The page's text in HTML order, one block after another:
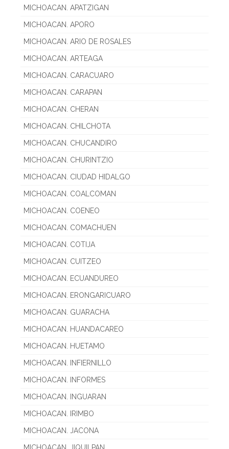
MICHOACAN. APATZIGAN
MICHOACAN. APORO
MICHOACAN. ARIO DE ROSALES
MICHOACAN. ARTEAGA
MICHOACAN. CARACUARO
MICHOACAN. CARAPAN
MICHOACAN. CHERAN
MICHOACAN. CHILCHOTA
MICHOACAN. CHUCANDIRO
MICHOACAN. CHURINTZIO
MICHOACAN. CIUDAD HIDALGO
MICHOACAN. COALCOMAN
MICHOACAN. COENEO
MICHOACAN. COMACHUEN
MICHOACAN. COTIJA
MICHOACAN. CUITZEO
MICHOACAN. ECUANDUREO
MICHOACAN. ERONGARICUARO
MICHOACAN. GUARACHA
MICHOACAN. HUANDACAREO
MICHOACAN. HUETAMO
MICHOACAN. INFIERNILLO
MICHOACAN. INFORMES
MICHOACAN. INGUARAN
MICHOACAN. IRIMBO
MICHOACAN. JACONA